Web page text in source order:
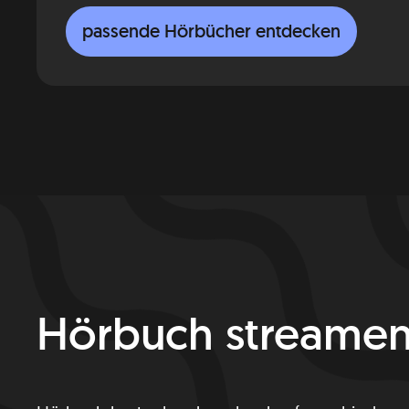
passende Hörbücher entdecken
Hörbuch